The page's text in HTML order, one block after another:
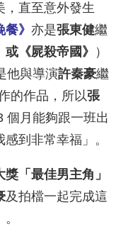
，直至意外發生
餐》 亦是張東健繼
或 《屍殺帝國》 ）
他與導演許秦豪繼
的作品，所以張
個月能夠跟一班出
到非常幸福」。
「最佳男主角」
及拍檔一起完成這